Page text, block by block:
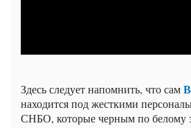
Здесь следует напомнить, что сам
находится под жесткими
СНБО, которые черным по белому